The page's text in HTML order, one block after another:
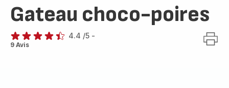
Gateau choco-poires
ratings.4.4
4.4 /5 -
9 Avis